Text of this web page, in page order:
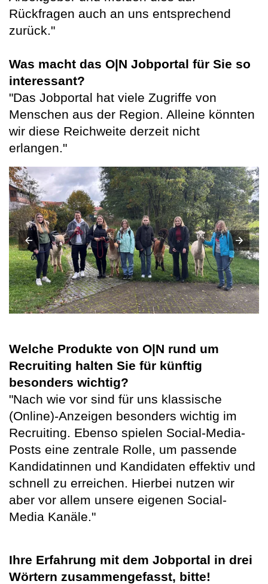
Rückfragen auch an uns entsprechend
zurück."
Was macht das O|N Jobportal für Sie so
interessant?
"Das Jobportal hat viele Zugriffe von
Menschen aus der Region. Alleine könnten
wir diese Reichweite derzeit nicht
erlangen."
Welche Produkte von O|N rund um
Recruiting halten Sie für künftig
besonders wichtig?
"Nach wie vor sind für uns klassische
(Online)-Anzeigen besonders wichtig im
Recruiting. Ebenso spielen Social-Media-
Posts eine zentrale Rolle, um passende
Kandidatinnen und Kandidaten effektiv und
schnell zu erreichen. Hierbei nutzen wir
aber vor allem unsere eigenen Social-
Media Kanäle."
Ihre Erfahrung mit dem Jobportal in drei
Wörtern zusammengefasst, bitte!